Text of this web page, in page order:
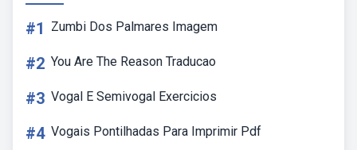
#1 Zumbi Dos Palmares Imagem
#2 You Are The Reason Traducao
#3 Vogal E Semivogal Exercicios
#4 Vogais Pontilhadas Para Imprimir Pdf